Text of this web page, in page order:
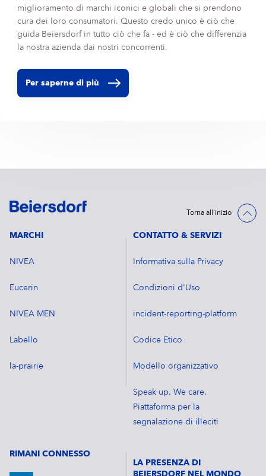
miglioramento di marchi iconici e globali che si prendono
cura dei loro consumatori. Questo credo unico è ciò che
guida Beiersdorf in tutto ciò che fa - ed è ciò che differenzia
la nostra azienda dai nostri concorrenti.
Per saperne di più
Torna all'inizio
MARCHI
NIVEA
Eucerin
NIVEA MEN
Labello
la-prairie
CONTATTO & SERVIZI
Informativa sulla Privacy
Condizioni d'Uso
incident-reporting-platform
Codice Etico
Modello organizzativo
Speak up. We care.
Piattaforma per la
segnalazione di illeciti
RIMANI CONNESSO
LA PRESENZA DI
BEIERSDORF NEL MONDO